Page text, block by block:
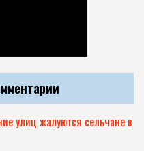
улиц жалуются сельчане в